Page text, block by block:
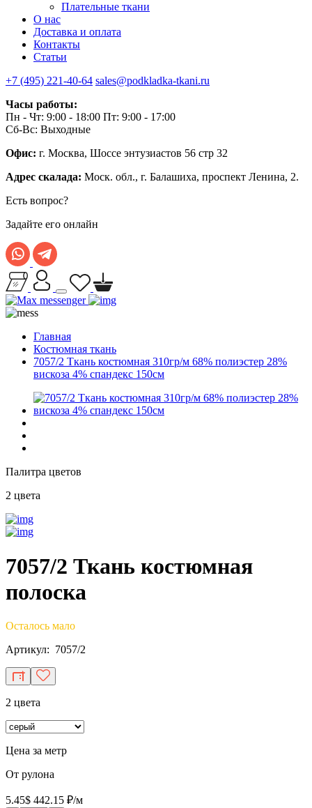
Плательные ткани
О нас
Доставка и оплата
Контакты
Статьи
+7 (495) 221-40-64 sales@podkladka-tkani.ru
Часы работы:
Пн - Чт: 9:00 - 18:00 Пт: 9:00 - 17:00
Сб-Вс: Выходные
Офис: г. Москва, Шоссе энтузиастов 56 стр 32
Адрес скалада: Моск. обл., г. Балашиха, проспект Ленина, 2.
Есть вопрос?
Задайте его онлайн
Главная
Костюмная ткань
7057/2 Ткань костюмная 310гр/м 68% полиэстер 28%
вискоза 4% спандекс 150см
Палитра цветов
2 цвета
7057/2 Ткань костюмная
полоска
Осталось мало
Артикул: 7057/2
2 цвета
Цена за метр
От рулона
5.45$ 442.15 ₽/м